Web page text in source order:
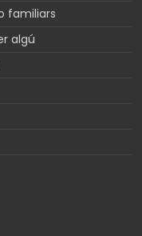
familiars
algú